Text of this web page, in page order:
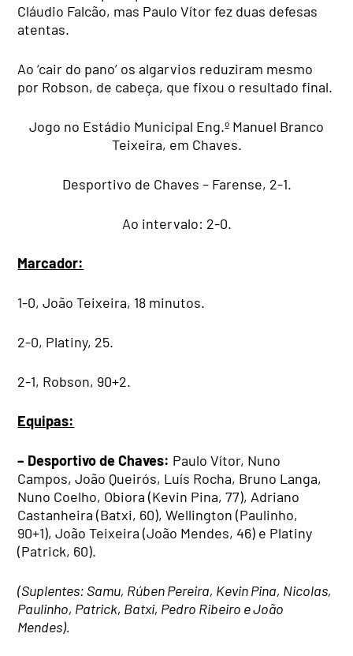
Cláudio Falcão, mas Paulo Vítor fez duas defesas
atentas.
Ao ‘cair do pano’ os algarvios reduziram mesmo
por Robson, de cabeça, que fixou o resultado final.
Jogo no Estádio Municipal Eng.º Manuel Branco
Teixeira, em Chaves.
Desportivo de Chaves – Farense, 2-1.
Ao intervalo: 2-0.
Marcador:
1-0, João Teixeira, 18 minutos.
2-0, Platiny, 25.
2-1, Robson, 90+2.
Equipas:
– Desportivo de Chaves: Paulo Vítor, Nuno
Campos, João Queirós, Luís Rocha, Bruno Langa,
Nuno Coelho, Obiora (Kevin Pina, 77), Adriano
Castanheira (Batxi, 60), Wellington (Paulinho,
90+1), João Teixeira (João Mendes, 46) e Platiny
(Patrick, 60).
(Suplentes: Samu, Rúben Pereira, Kevin Pina, Nicolas,
Paulinho, Patrick, Batxi, Pedro Ribeiro e João
Mendes).